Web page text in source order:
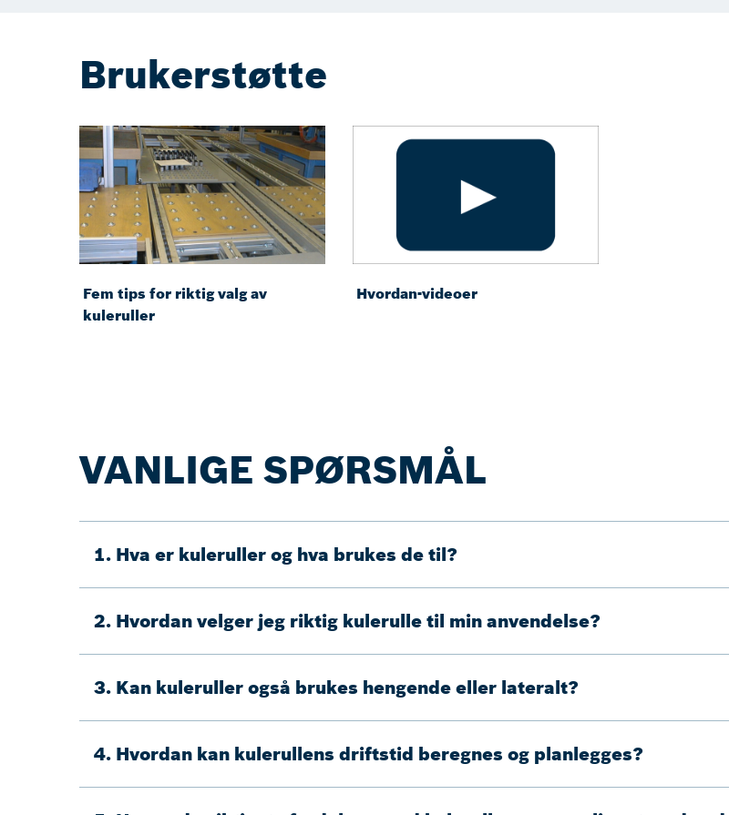
Brukerstøtte
Fem tips for riktig valg av
kuleruller
Hvordan-videoer
VANLIGE SPØRSMÅL
1. Hva er kuleruller og hva brukes de til?
2. Hvordan velger jeg riktig kulerulle til min anvendelse?
3. Kan kuleruller også brukes hengende eller lateralt?
4. Hvordan kan kulerullens driftstid beregnes og planlegges?